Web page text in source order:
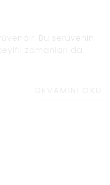
Bu serüvenin
zamanları da